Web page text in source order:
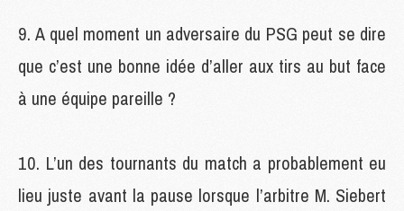
A quel moment un adversaire du PSG peut se dire
que c’est une bonne idée d’aller aux tirs au but face
à une équipe pareille ?
L’un des tournants du match a probablement eu
lieu juste avant la pause lorsque l’arbitre M. Siebert